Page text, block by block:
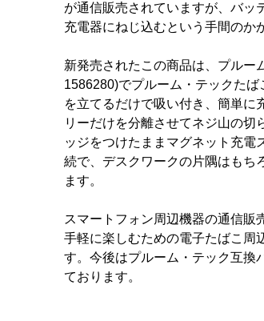
が通信販売されていますが、バッ
充電器にねじ込むという手間のか
新発売されたこの商品は、プルー
1586280)でプルーム・テックた
を立てるだけで吸い付き、簡単に
リーだけを分離させてネジ山の
ッジをつけたままマグネット充
続で、デスクワークの片隅はもち
ます。
スマートフォン周辺機器の通信販
手軽に楽しむための電子たばこ周
す。今後はプルーム・テック互換
ております。